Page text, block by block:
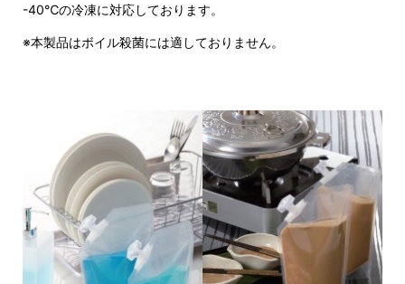
-40℃の冷凍に対応しております。
※本製品はボイル殺菌には適しておりません。